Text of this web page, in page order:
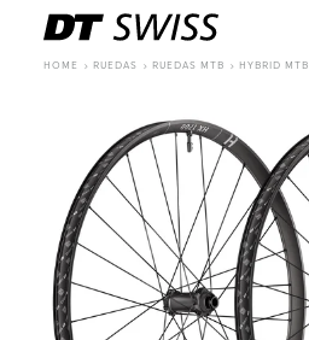
HOME RUEDAS RUEDAS MTB HYBRID MTB